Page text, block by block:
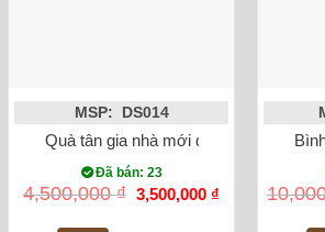
MSP: DS014
Quà tân gia nhà mới đĩa cảnh thuận
Đã bán: 23
4,500,000₫ Giá
gốc
3,500,000 ₫